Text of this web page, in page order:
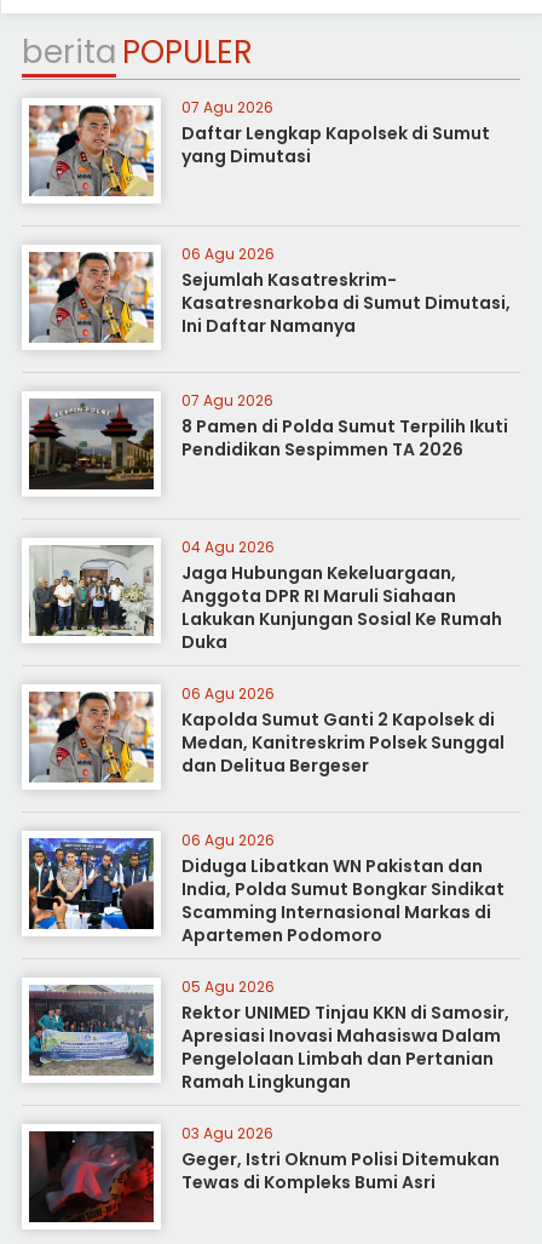
berita POPULER
07 Agu 2026
Daftar Lengkap Kapolsek di Sumut
yang Dimutasi
06 Agu 2026
Sejumlah Kasatreskrim-
Kasatresnarkoba di Sumut Dimutasi,
Ini Daftar Namanya
07 Agu 2026
8 Pamen di Polda Sumut Terpilih Ikuti
Pendidikan Sespimmen TA 2026
04 Agu 2026
Jaga Hubungan Kekeluargaan,
Anggota DPR RI Maruli Siahaan
Lakukan Kunjungan Sosial Ke Rumah
Duka
06 Agu 2026
Kapolda Sumut Ganti 2 Kapolsek di
Medan, Kanitreskrim Polsek Sunggal
dan Delitua Bergeser
06 Agu 2026
Diduga Libatkan WN Pakistan dan
India, Polda Sumut Bongkar Sindikat
Scamming Internasional Markas di
Apartemen Podomoro
05 Agu 2026
Rektor UNIMED Tinjau KKN di Samosir,
Apresiasi Inovasi Mahasiswa Dalam
Pengelolaan Limbah dan Pertanian
Ramah Lingkungan
03 Agu 2026
Geger, Istri Oknum Polisi Ditemukan
Tewas di Kompleks Bumi Asri